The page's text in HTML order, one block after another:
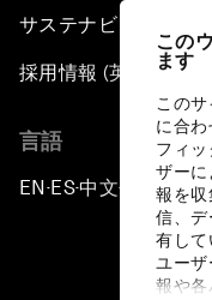
この
ます
この
に合
フィ
ザーに
報を収
信、デ
有して
ユー
報や各
サステナビリティへ
採用情報 (英語のみ)
言語
EN ▪ ES▪中文▪ 日本語